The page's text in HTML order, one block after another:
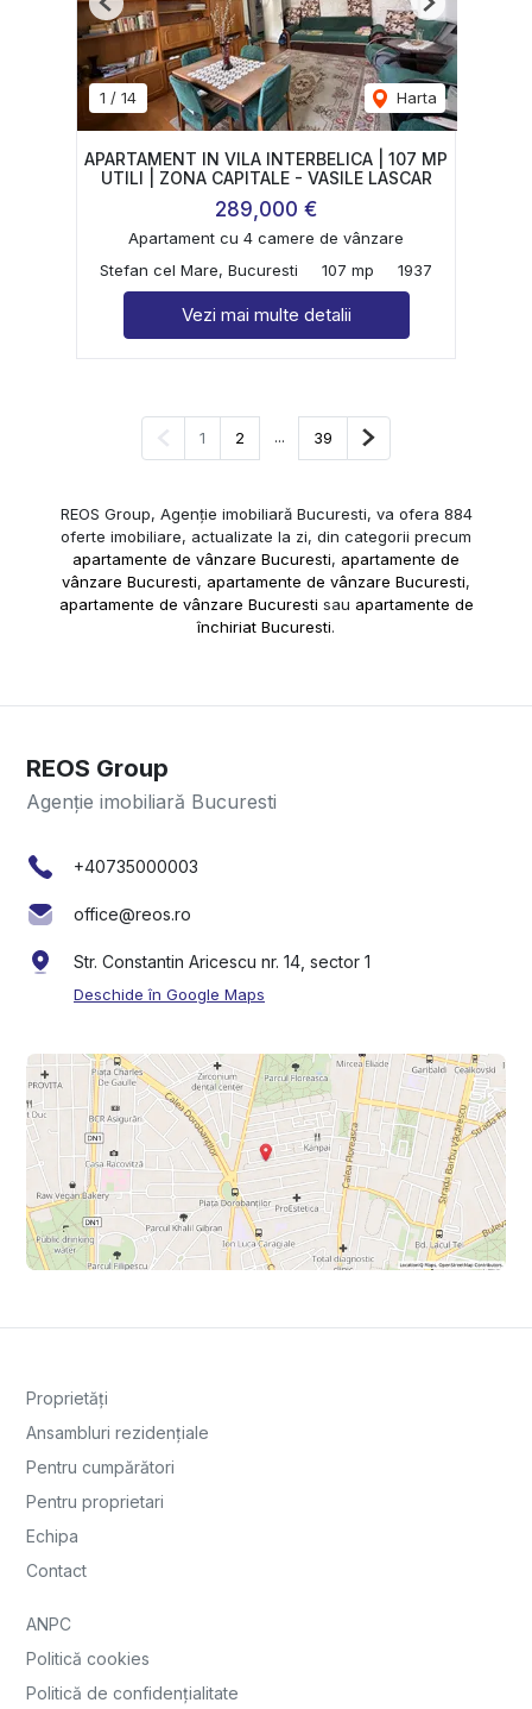
1 / 14 Harta
Previous Next
APARTAMENT IN VILA INTERBELICA | 107 MP
UTILI | ZONA CAPITALE - VASILE LASCAR
289,000 €
Apartament cu 4 camere de vânzare
Stefan cel Mare, Bucuresti
107 mp 1937
Vezi mai multe detalii
Pagina anterioară
1 2 ... 39 Pagina următoare
REOS Group, Agenție imobiliară Bucuresti, va ofera 884
oferte imobiliare, actualizate la zi, din categorii precum
apartamente de vânzare Bucuresti, apartamente de
vânzare Bucuresti, apartamente de vânzare Bucuresti,
apartamente de vânzare Bucuresti sau apartamente de
închiriat Bucuresti.
REOS Group
Agenție imobiliară Bucuresti
+40735000003
office@reos.ro
Str. Constantin Aricescu nr. 14, sector 1
Deschide în Google Maps
Proprietăți
Ansambluri rezidențiale
Pentru cumpărători
Pentru proprietari
Echipa
Contact
ANPC
Politică cookies
Politică de confidențialitate